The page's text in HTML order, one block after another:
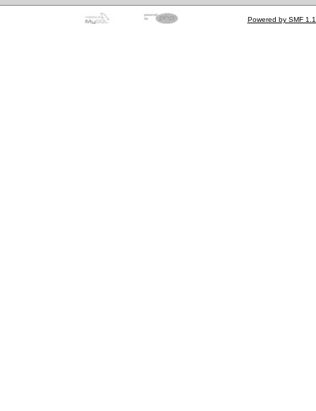
Powered by SMF